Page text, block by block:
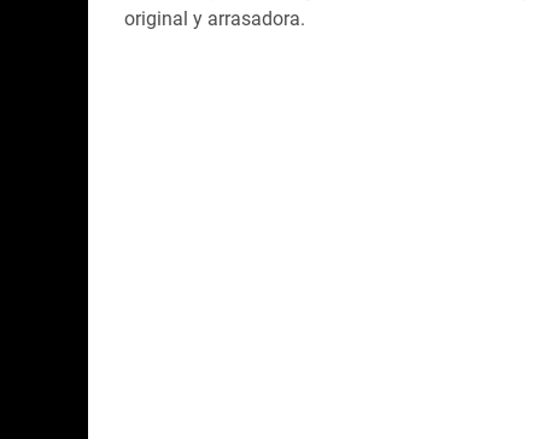
original y arrasadora.